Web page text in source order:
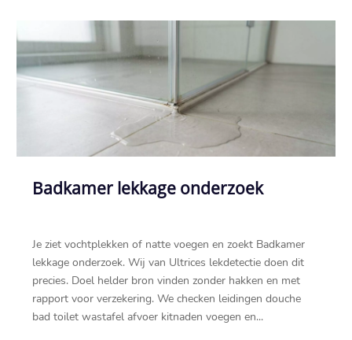
Badkamer lekkage onderzoek
Je ziet vochtplekken of natte voegen en zoekt Badkamer
lekkage onderzoek.​ Wij van Ultrices lekdetectie doen dit
precies.​ Doel helder bron vinden zonder hakken en met
rapport voor verzekering.​ We checken leidingen douche
bad toilet wastafel afvoer kitnaden voegen en...